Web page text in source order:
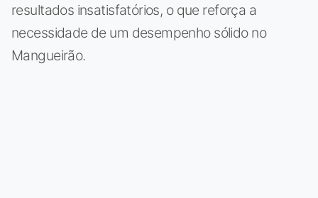
resultados insatisfatórios, o que reforça a
necessidade de um desempenho sólido no
Mangueirão.